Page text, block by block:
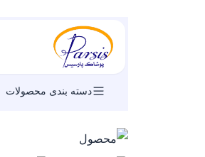
دسته بندی محصولات